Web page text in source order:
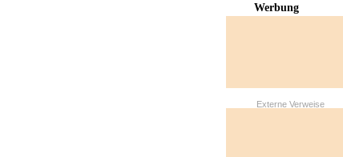
Werbung
Externe Verweise